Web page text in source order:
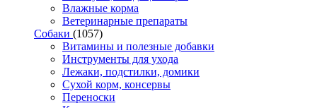
Влажные корма
Ветеринарные препараты
Собаки (1057)
Витамины и полезные добавки
Инструменты для ухода
Лежаки, подстилки, домики
Сухой корм, консервы
Переноски